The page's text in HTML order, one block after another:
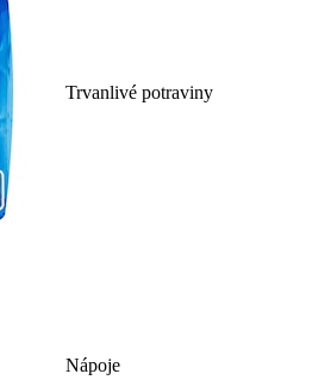
Trvanlivé potraviny
Nápoje